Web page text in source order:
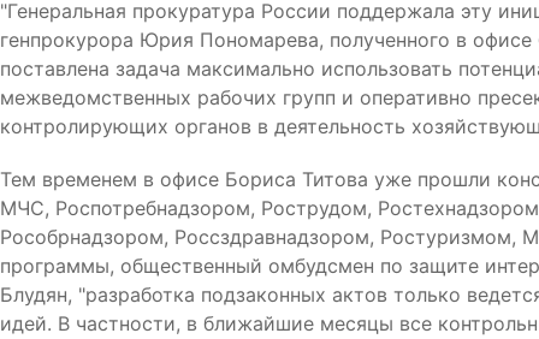
"Генеральная прокуратура России поддержала эту
генпрокурора Юрия Пономарева, полученного в
поставлена задача максимально использовать
межведомственных рабочих групп и оперативно
контролирующих органов в деятельность
Тем временем в офисе Бориса Титова уже прошли
МЧС, Роспотребнадзором, Рострудом,
Рособрнадзором, Россздравнадзором, Ростуризмом,
программы, общественный омбудсмен по защите
Блудян, "разработка подзаконных актов только
идей. В частности, в ближайшие месяцы все